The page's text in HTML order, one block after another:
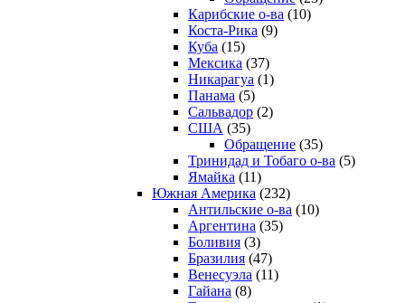
Карибские о-ва (10)
Коста-Рика (9)
Куба (15)
Мексика (37)
Никарагуа (1)
Панама (5)
Сальвадор (2)
США (35)
Обращение (35)
Тринидад и Тобаго о-ва (5)
Ямайка (11)
Южная Америка (232)
Антильские о-ва (10)
Аргентина (35)
Боливия (3)
Бразилия (47)
Венесуэла (11)
Гайана (8)